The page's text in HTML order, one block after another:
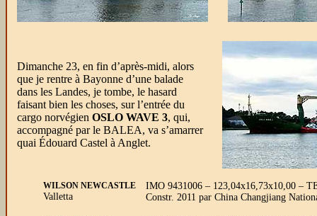
Dimanche 23, en fin d’après-midi, alors
que je rentre à Bayonne d’une balade
dans les Landes, je tombe, le hasard
faisant bien les choses, sur l’entrée du
cargo norvégien OSLO WAVE 3, qui,
accompagné par le BALEA, va s’amarrer
quai Édouard Castel à Anglet.
WILSON NEWCASTLE
Valletta
IMO 9431006 – 123,04x16,73x10,00 –
Constr. 2011 par China Changjiang